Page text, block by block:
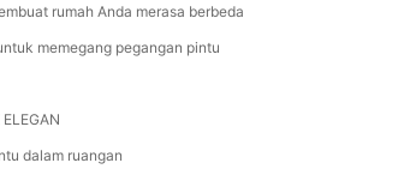
rumah Anda merasa berbeda
memegang pegangan pintu
dalam ruangan